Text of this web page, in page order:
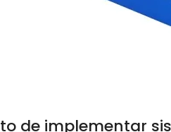
de implementar